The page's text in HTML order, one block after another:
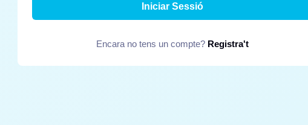
Iniciar Sessió
Encara no tens un compte? Registra't